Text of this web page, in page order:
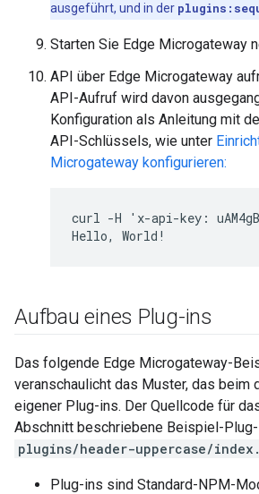
ausgeführt, und in der
Starten Sie Edge Microgateway
API über Edge Microgateway
API-Aufruf wird davon
Konfiguration als Anleitung mit
API-Schlüssels, wie unter
Microgateway konfigurieren:
curl -H 'x-api-key:
Hello, World!
Aufbau eines Plug-ins
Das folgende Edge Microgateway-
veranschaulicht das Muster, das beim
eigener Plug-ins. Der Quellcode für
Abschnitt beschriebene Beispiel-
plugins/header-uppercase/
Plug-ins sind Standard-NPM-